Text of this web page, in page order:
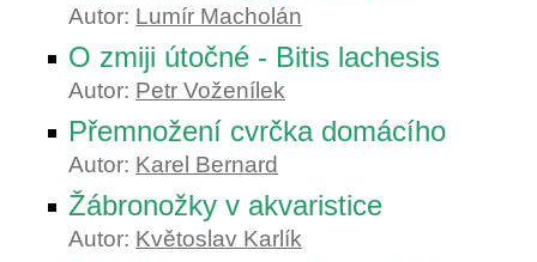
Autor: Lumír Macholán
O zmiji útočné - Bitis lachesis
Autor: Petr Voženílek
Přemnožení cvrčka domácího
Autor: Karel Bernard
Žábronožky v akvaristice
Autor: Květoslav Karlík